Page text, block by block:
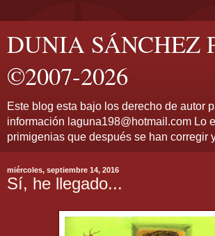
DUNIA SÁNCHEZ
©2007-2026
Este blog esta bajo los derecho de autor
información laguna198@hotmail.com Lo
primigenias que después se han corregir
miércoles, septiembre 14, 2016
Sí, he llegado...